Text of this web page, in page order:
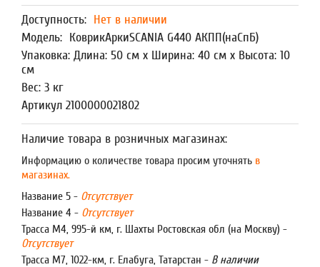
Доступность: Нет в наличии
Модель: КоврикАркиSCANIA G440 АКПП(наСпБ)
Упаковка: Длина: 50 см x Ширина: 40 см x Высота: 10
см
Вес: 3 кг
Артикул 2100000021802
Наличие товара в розничных магазинах:
Информацию о количестве товара просим уточнять в
магазинах.
Название 5 - Отсутствует
Название 4 - Отсутствует
Трасса М4, 995-й км, г. Шахты Ростовская обл (на Москву) -
Отсутствует
Трасса М7, 1022-км, г. Елабуга, Татарстан - В наличии